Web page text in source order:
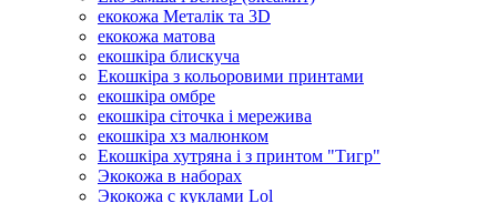
екокожа Металік та 3D
екокожа матова
екошкіра блискуча
Екошкіра з кольоровими принтами
екошкіра омбре
екошкіра сіточка і мережива
екошкіра хз малюнком
Екошкіра хутряна і з принтом "Тигр"
Экокожа в наборах
Экокожа с куклами Lol